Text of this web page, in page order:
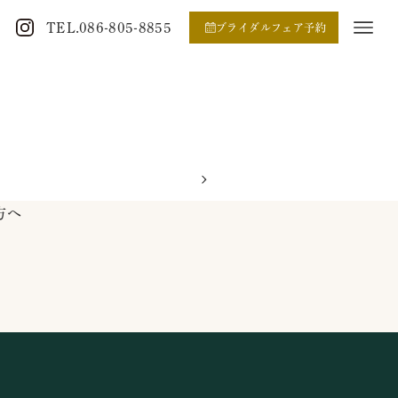
TEL.086-805-8855 ブライダルフェア予約
へ